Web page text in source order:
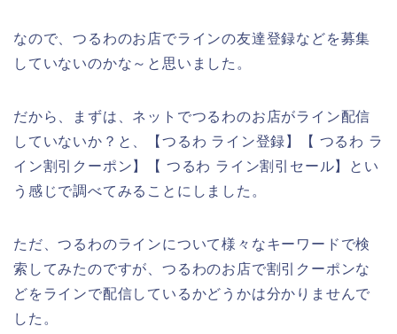
なので、つるわのお店でラインの友達登録などを募集
していないのかな～と思いました。
だから、まずは、ネットでつるわのお店がライン配信
していないか？と、【つるわ ライン登録】【 つるわ ラ
イン割引クーポン】【 つるわ ライン割引セール】とい
う感じで調べてみることにしました。
ただ、つるわのラインについて様々なキーワードで検
索してみたのですが、つるわのお店で割引クーポンな
どをラインで配信しているかどうかは分かりませんで
した。